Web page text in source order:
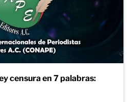
censura en 7 palabras: